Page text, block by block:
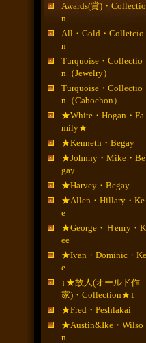
Awards(賞)・Collectio
n
All・Gold・Colletcio
n
Turquoise・Collectio
n（Jewelry）
Turquoise・Collectio
n（Cabochon）
★White・Hogan・Fa
mily★
★Kenneth・Begay
★Johnny・Mike・Be
gay
★Harvey・Begay
★Allen・Hillary・Ke
e
★George・Ｈenry・K
ee
★Ivan・Dominic・Ke
e
↓★故人(オールド作
家)・Collection★↓
★Fred・Peshlakai
★Austin&Ike・Wilso
n